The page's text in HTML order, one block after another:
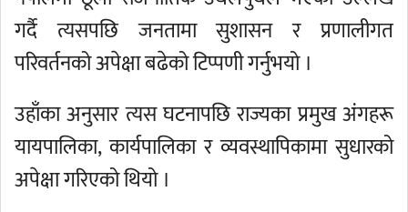
गर्दै त्यसपछि जनतामा सुशासन र प्रणालीगत
परिवर्तनको अपेक्षा बढेको टिप्पणी गर्नुभयो ।
उहाँका अनुसार त्यस घटनापछि राज्यका प्रमुख अंगहरू
यायपालिका, कार्यपालिका र व्यवस्थापिकामा सुधारको
अपेक्षा गरिएको थियो ।